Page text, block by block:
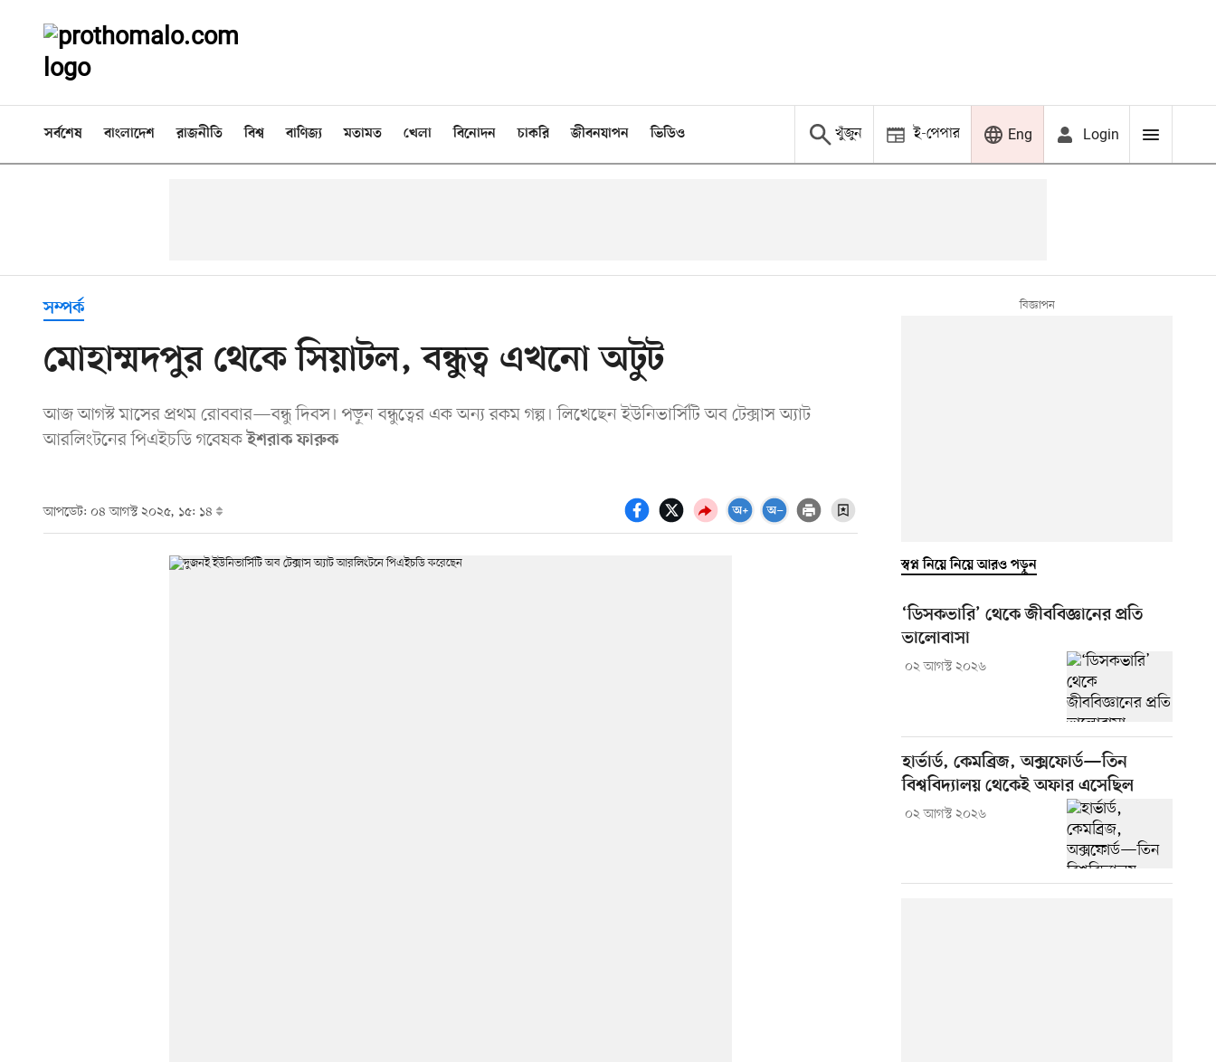
সর্বশেষ বাংলাদেশ রাজনীতি বিশ্ব বাণিজ্য মতামত খেলা বিনোদন চাকরি জীবনযাপন ভিডিও খুঁজুন ই-পেপার Eng Login
সম্পর্ক
মোহাম্মদপুর থেকে সিয়াটল, বন্ধুত্ব এখনো অটুট
আজ আগস্ট মাসের প্রথম রোববার—বন্ধু দিবস। পড়ুন বন্ধুত্বের এক অন্য রকম গল্প। লিখেছেন ইউনিভার্সিটি অব টেক্সাস অ্যাট
আরলিংটনের পিএইচডি গবেষকইশরাক ফারুক
আপডেট: ০৪ আগস্ট ২০২৫, ১৫: ১৪
স্বপ্ন নিয়ে নিয়ে আরও পড়ুন
‘ডিসকভারি’ থেকে জীববিজ্ঞানের প্রতি
ভালোবাসা
০২ আগস্ট ২০২৬
হার্ভার্ড, কেমব্রিজ, অক্সফোর্ড—তিন
বিশ্ববিদ্যালয় থেকেই অফার এসেছিল
০২ আগস্ট ২০২৬